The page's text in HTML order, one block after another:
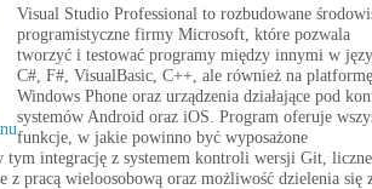
Visual Studio Professional to rozbudowane
programistyczne firmy Microsoft, które pozwala
tworzyć i testować programy między innymi w
C#, F#, VisualBasic, C++, ale również na platformę
Windows Phone oraz urządzenia działające pod
systemów Android oraz iOS. Program oferuje
funkcje, w jakie powinno być wyposażone
tym integrację z systemem kontroli wersji Git, liczne
z pracą wieloosobową oraz możliwość dzielenia się